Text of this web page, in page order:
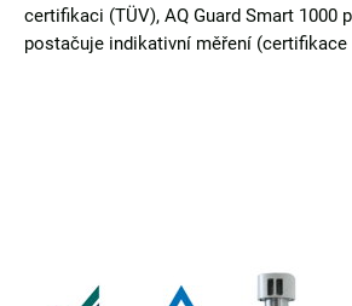
certifikaci (TÜV), AQ Guard Smart 1000
postačuje indikativní měření (certifikace